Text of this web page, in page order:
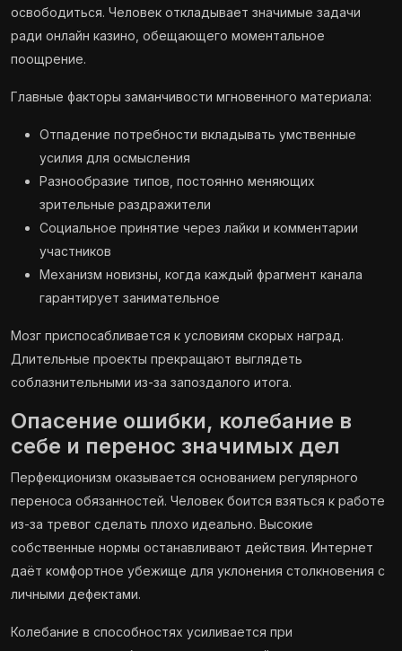
освободиться. Человек откладывает значимые задачи
ради онлайн казино, обещающего моментальное
поощрение.
Главные факторы заманчивости мгновенного материала:
Отпадение потребности вкладывать умственные
усилия для осмысления
Разнообразие типов, постоянно меняющих
зрительные раздражители
Социальное принятие через лайки и комментарии
участников
Механизм новизны, когда каждый фрагмент канала
гарантирует занимательное
Мозг приспосабливается к условиям скорых наград.
Длительные проекты прекращают выглядеть
соблазнительными из-за запоздалого итога.
Опасение ошибки, колебание в
себе и перенос значимых дел
Перфекционизм оказывается основанием регулярного
переноса обязанностей. Человек боится взяться к работе
из-за тревог сделать плохо идеально. Высокие
собственные нормы останавливают действия. Интернет
даёт комфортное убежище для уклонения столкновения с
личными дефектами.
Колебание в способностях усиливается при